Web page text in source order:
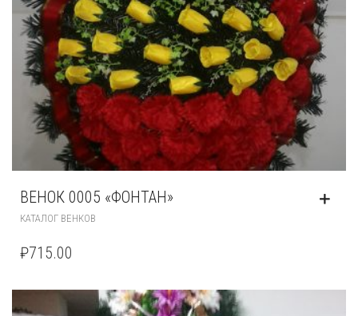
ВЕНОК 0005 «ФОНТАН»
КАТАЛОГ ВЕНКОВ
₽715.00